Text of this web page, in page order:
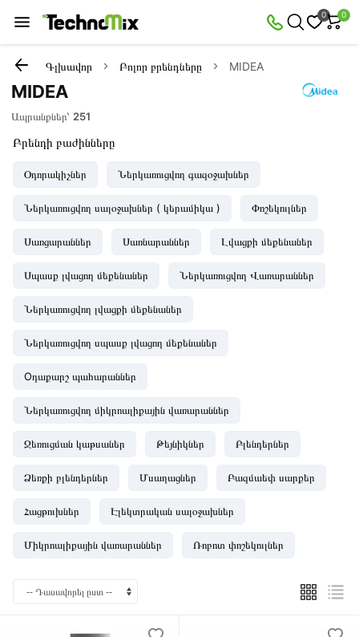
0 0
Գլխավոր Բոլոր բրենդները MIDEA
MIDEA
Ապրանքներ՝ 251
Բրենդի բաժինները
Օդորակիչներ Ներկառուցվող գազօջախներ
Ներկառուցվող սալօջախներ ( կերամիկա ) Փոշեկուլներ
Սառցարաններ Սառնարաններ Լվացքի մեքենաներ
Սպասք լվացող մեքենաներ Ներկառուցվող Վառարաններ
Ներկառուցվող լվացքի մեքենաներ
Ներկառուցվող սպասք լվացող մեքենաներ
Oդաքարշ պահարաններ
Ներկառուցվող միկրոալիքային վառարաններ
Ջեռուցման կաթսաներ Թեյնիկներ Բլենդերներ
Ձեռքի բլենդերներ Մսաղացներ Բազմաեփ սարքեր
Հացթուխներ Էլեկտրական սալօջախներ
Միկրոալիքային վառարաններ Ռոբոտ փոշեկուլներ